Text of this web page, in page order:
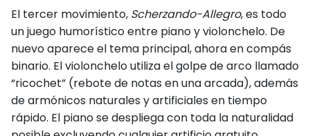
El tercer movimiento, Scherzando-Allegro, es todo
un juego humorístico entre piano y violonchelo. De
nuevo aparece el tema principal, ahora en compás
binario. El violonchelo utiliza el golpe de arco llamado
“ricochet” (rebote de notas en una arcada), además
de armónicos naturales y artificiales en tiempo
rápido. El piano se despliega con toda la naturalidad